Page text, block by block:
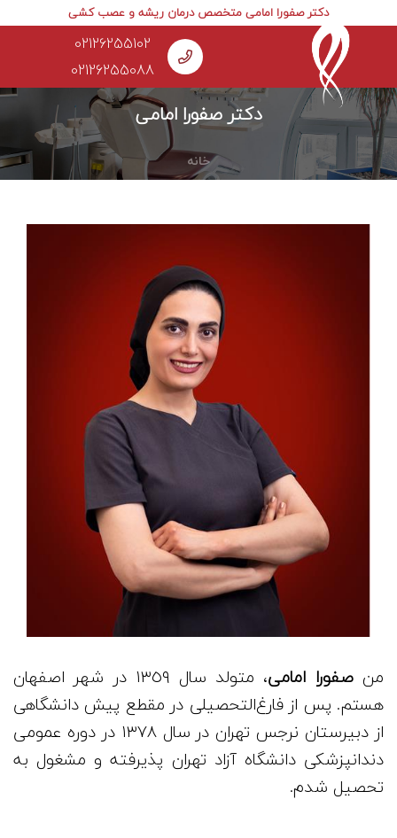
02126255102
02126255088
دکتر صفورا امامی متخصص درمان ریشه و عصب کشی
دکتر صفورا امامی
خانه
منصفورا امامی
، متولد سال ١٣٥٩ در شهر اصفهان
هستم. پس از فارغ‌التحصيلی در مقطع پيش دانشگاهی
از دبيرستان نرجس تهران در سال ١٣٧٨ در دوره عمومی
دندانپزشكی دانشگاه آزاد تهران پذيرفته و مشغول به
تحصیل شدم.